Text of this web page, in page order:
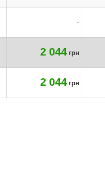
-
2 044 грн
2 044 грн